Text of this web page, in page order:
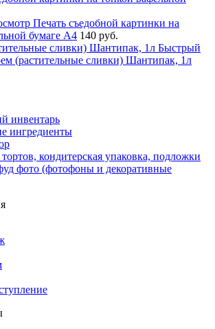
Печать съедобной картинки на
бумаге А4 140 руб.
Быстрый
(растительные сливки) Шантипак, 1л
инвентарь
ингредиенты
кондитерская упаковка, подложки
фото (фотофоны и декоративные